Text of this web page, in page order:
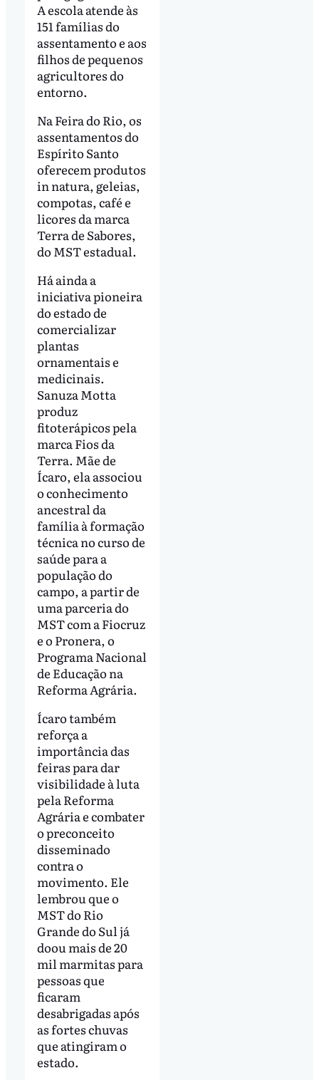
A escola atende às
151 famílias do
assentamento e aos
filhos de pequenos
agricultores do
entorno.
Na Feira do Rio, os
assentamentos do
Espírito Santo
oferecem produtos
in natura, geleias,
compotas, café e
licores da marca
Terra de Sabores,
do MST estadual.
Há ainda a
iniciativa pioneira
do estado de
comercializar
plantas
ornamentais e
medicinais.
Sanuza Motta
produz
fitoterápicos pela
marca Fios da
Terra. Mãe de
Ícaro, ela associou
o conhecimento
ancestral da
família à formação
técnica no curso de
saúde para a
população do
campo, a partir de
uma parceria do
MST com a Fiocruz
e o Pronera, o
Programa Nacional
de Educação na
Reforma Agrária.
Ícaro também
reforça a
importância das
feiras para dar
visibilidade à luta
pela Reforma
Agrária e combater
o preconceito
disseminado
contra o
movimento. Ele
lembrou que o
MST do Rio
Grande do Sul já
doou mais de 20
mil marmitas para
pessoas que
ficaram
desabrigadas após
as fortes chuvas
que atingiram o
estado.